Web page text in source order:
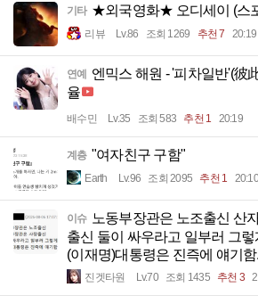
기타 ★외국영화★ 오디세이 (스
리뷰 Lv.86 조회 1269 추천 7 20:19
연예
엔믹스 해원 - '피차일반'(彼
율
배수민 Lv.35 조회 583 추천 1 20:19
계층 "여자친구 구함"
Earth Lv.96 조회 2095 추천 1 20:10
이슈 노동부장관은 노조출신 산
출신 둘이 싸우라고 일부러 그렇
(이재명)대통령은 진즉에 얘기함.
진겟타원 Lv.70 조회 1435 추천 3